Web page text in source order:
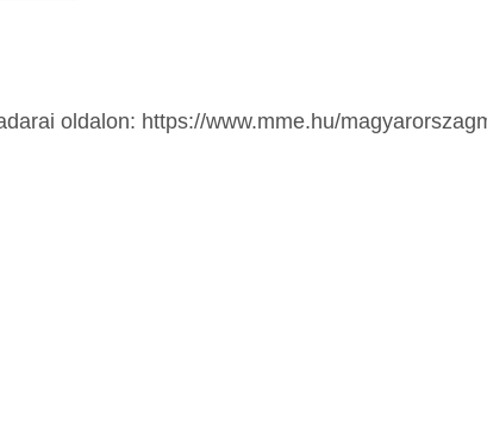
oldalon: https://www.mme.hu/